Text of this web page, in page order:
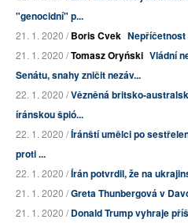
"genocidní" p...
21. 1. 2020 /Boris Cvek
21. 1. 2020 /Tomasz Oryński Vládní
Senátu, snahy zničit nezáv...
22. 1. 2020 /Vězněná britsko-
íránskou špió...
22. 1. 2020 /Íránští umělci po
proti ...
22. 1. 2020 /Írán potvrdil, že na
21. 1. 2020 /Greta Thunbergová v
21. 1. 2020 /Donald Trump vyhraje